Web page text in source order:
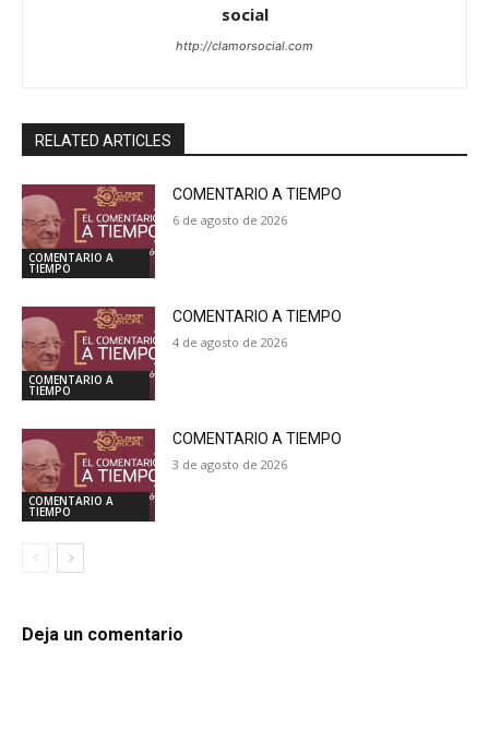
social
http://clamorsocial.com
RELATED ARTICLES
COMENTARIO A
TIEMPO
COMENTARIO A TIEMPO
6 de agosto de 2026
COMENTARIO A
TIEMPO
COMENTARIO A TIEMPO
4 de agosto de 2026
COMENTARIO A
TIEMPO
COMENTARIO A TIEMPO
3 de agosto de 2026
Deja un comentario